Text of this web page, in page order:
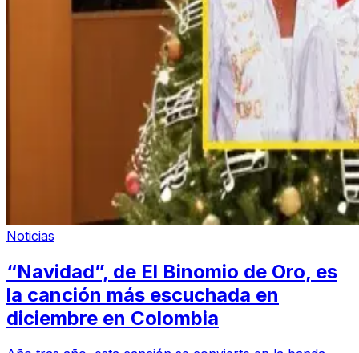
Noticias
“Navidad”, de El Binomio de Oro, es
la canción más escuchada en
diciembre en Colombia